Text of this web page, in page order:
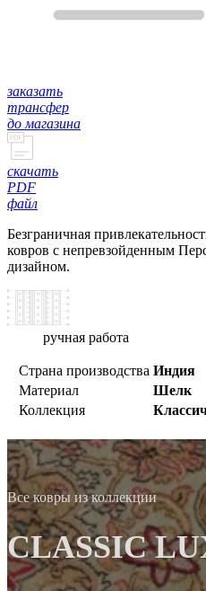
заказать
трансфер
до магазина
скачать
PDF
файл
Безграничная
ковров с непревзойденным
дизайном.
ручная работа
Страна производства Индия
Материал
Шелк
Коллекция
Все ковры из коллекции
CLASSIC